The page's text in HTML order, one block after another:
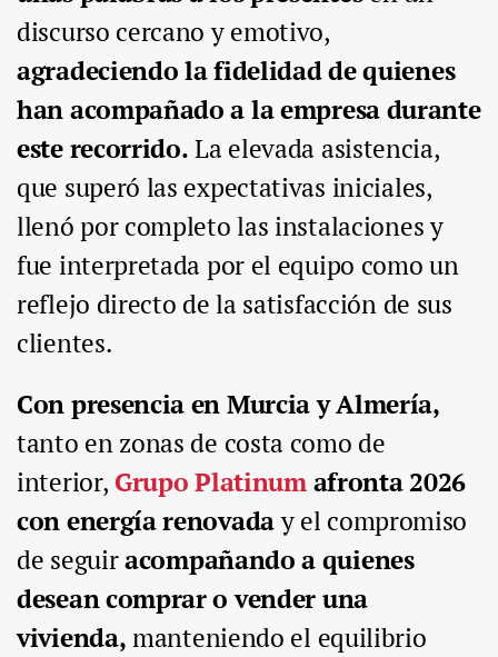
discurso cercano y emotivo,
agradeciendo la fidelidad de quienes
han acompañado a la empresa durante
este recorrido.La elevada asistencia,
que superó las expectativas iniciales,
llenó por completo las instalaciones y
fue interpretada por el equipo como un
reflejo directo de la satisfacción de sus
clientes.
Con presencia en Murcia y Almería,
tanto en zonas de costa como de
interior, Grupo Platinumafronta 2026
con energía renovaday el compromiso
de seguiracompañando a quienes
desean comprar o vender una
vivienda,manteniendo el equilibrio